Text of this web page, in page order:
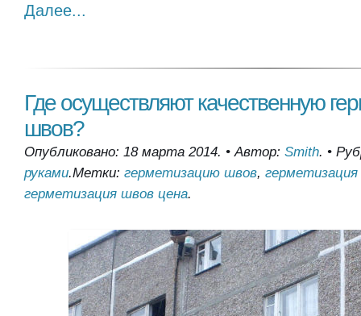
Далее...
Где осуществляют качественную
швов?
Опубликовано: 18 марта 2014. •Автор: Smith. •
руками.Метки: герметизацию швов,
герметизация швов цена.